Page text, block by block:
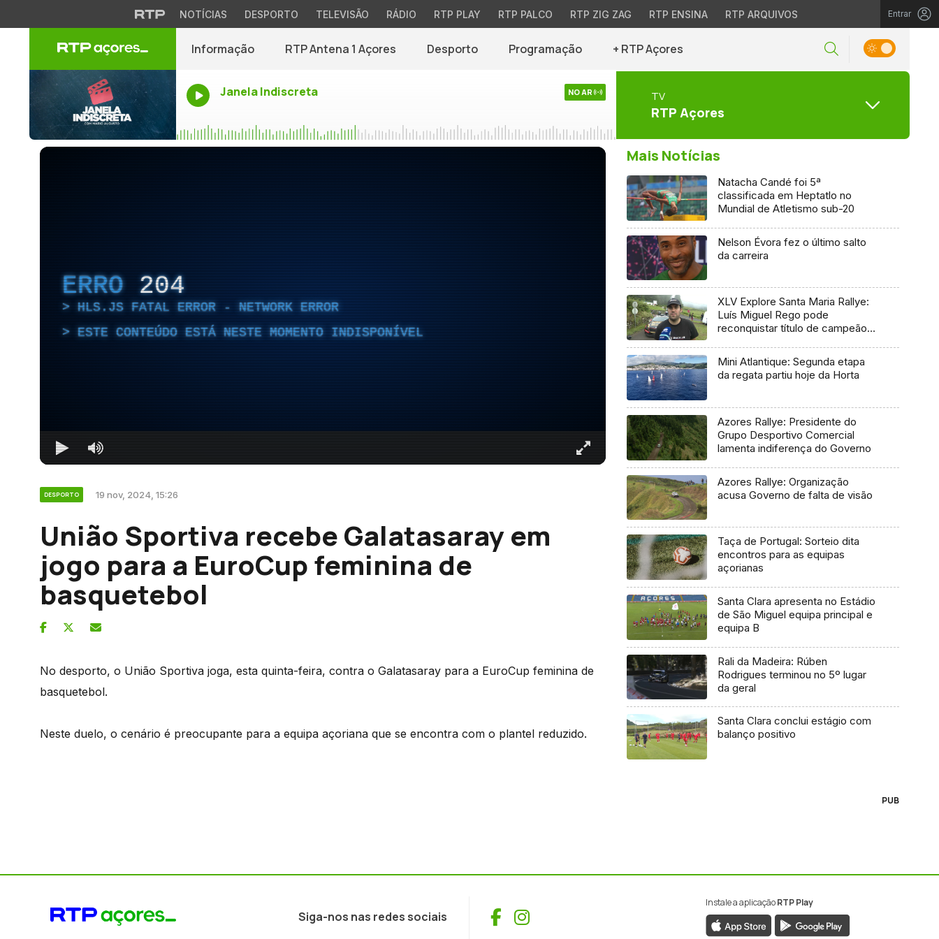
NOTÍCIAS DESPORTO TELEVISÃO RÁDIO RTP PLAY RTP PALCO RTP ZIG ZAG RTP ENSINA RTP ARQUIVOS Entrar
Informação RTP Antena 1 Açores Desporto Programação + RTP Açores
Janela Indiscreta NO AR TV
RTP Açores
ERRO 204
HLS.JS FATAL ERROR - NETWORK ERROR
ESTE CONTEÚDO ESTÁ NESTE MOMENTO INDISPONÍVEL
DESPORTO 19 nov, 2024, 15:26
União Sportiva recebe Galatasaray em
jogo para a EuroCup feminina de
basquetebol
No desporto, o União Sportiva joga, esta quinta-feira, contra o Galatasaray para a EuroCup feminina de
basquetebol.
Neste duelo, o cenário é preocupante para a equipa açoriana que se encontra com o plantel reduzido.
Mais Notícias
Natacha Candé foi 5ª
classificada em Heptatlo no
Mundial de Atletismo sub-20
Nelson Évora fez o último salto
da carreira
XLV Explore Santa Maria Rallye:
Luís Miguel Rego pode
reconquistar título de campeão
Mini Atlantique: Segunda etapa
da regata partiu hoje da Horta
Azores Rallye: Presidente do
Grupo Desportivo Comercial
lamenta indiferença do Governo
Azores Rallye: Organização
acusa Governo de falta de visão
Taça de Portugal: Sorteio dita
encontros para as equipas
açorianas
Santa Clara apresenta no Estádio
de São Miguel equipa principal e
equipa B
Rali da Madeira: Rúben
Rodrigues terminou no 5º lugar
da geral
Santa Clara conclui estágio com
balanço positivo
PUB
Siga-nos nas redes sociais Facebook
Instagram
Instale a aplicaçãoRTP Play